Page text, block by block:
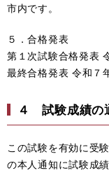
市内です。
５．合格発表
第１次試験合格発表
最終合格発表 令和７
４ 試験成績の
この試験を有効に受
の本人通知に試験成